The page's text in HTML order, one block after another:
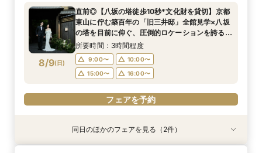
8/8( 土 )
9:00〜
10:00〜
14:30〜
15:00〜
フェアを予約
8/8( 土 )
おもてなし体験フェア
所要時間：3時間程度
9:00〜
10:00〜
14:30〜
15:00〜
フェアを予約
8/8( 土 )
フェア
所要時間：3時間程度
9:00〜
10:00〜
14:30〜
15:00〜
フェアを予約
8/9(日)
直前◎【八坂の塔徒歩10秒*文化財を貸切】京都
東山に佇む築百年の「旧三井邸」全館見学×八坂
の塔を目前に仰ぐ、圧倒的ロケーションを誇る
チャペルでの入場体験◎さらに豪華4品試食付！
所要時間：3時間程度
9:00〜
10:00〜
15:00〜
16:00〜
フェアを予約
特典あり
特典あり同日のほかのフェアを見る（2件）